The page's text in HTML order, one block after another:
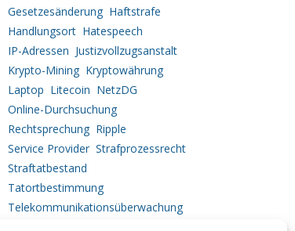
Gesetzesänderung Haftstrafe
Handlungsort Hatespeech
IP-Adressen Justizvollzugsanstalt
Krypto-Mining Kryptowährung
Laptop Litecoin NetzDG
Online-Durchsuchung
Rechtsprechung Ripple
Service Provider Strafprozessrecht
Straftatbestand
Tatortbestimmung
Telekommunikationsüberwachung